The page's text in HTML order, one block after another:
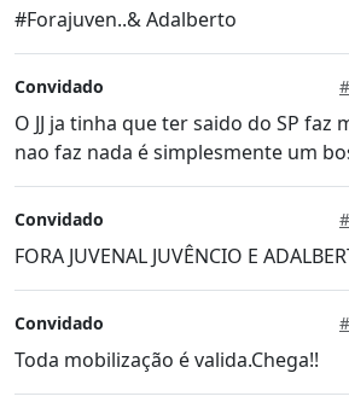
#Forajuven..& Adalberto
Convidado
O JJ ja tinha que ter saido do SP
nao faz nada é simplesmente um
Convidado
FORA JUVENAL JUVÊNCIO E
Convidado
Toda mobilização é valida.Chega!!